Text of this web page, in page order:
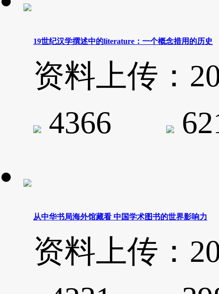
19世纪汉学撰述中的literature：一个概念措用的历史
资料上传：
4366
从中华书局海外馆藏看 中国学术图书的世界影响力
资料上传：